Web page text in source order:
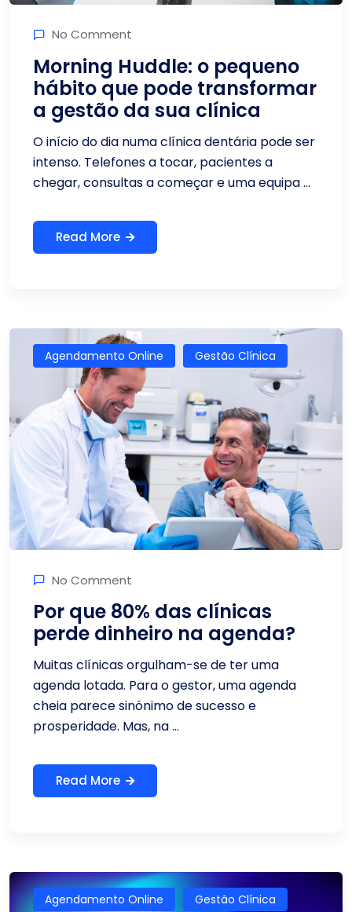
No Comment
Morning Huddle: o pequeno
hábito que pode transformar
a gestão da sua clínica
O início do dia numa clínica dentária pode ser
intenso. Telefones a tocar, pacientes a
chegar, consultas a começar e uma equipa ...
Read More
Agendamento Online Gestão Clínica
No Comment
Por que 80% das clínicas
perde dinheiro na agenda?
Muitas clínicas orgulham-se de ter uma
agenda lotada. Para o gestor, uma agenda
cheia parece sinónimo de sucesso e
prosperidade. Mas, na ...
Read More
Agendamento Online
Gestão Clínica